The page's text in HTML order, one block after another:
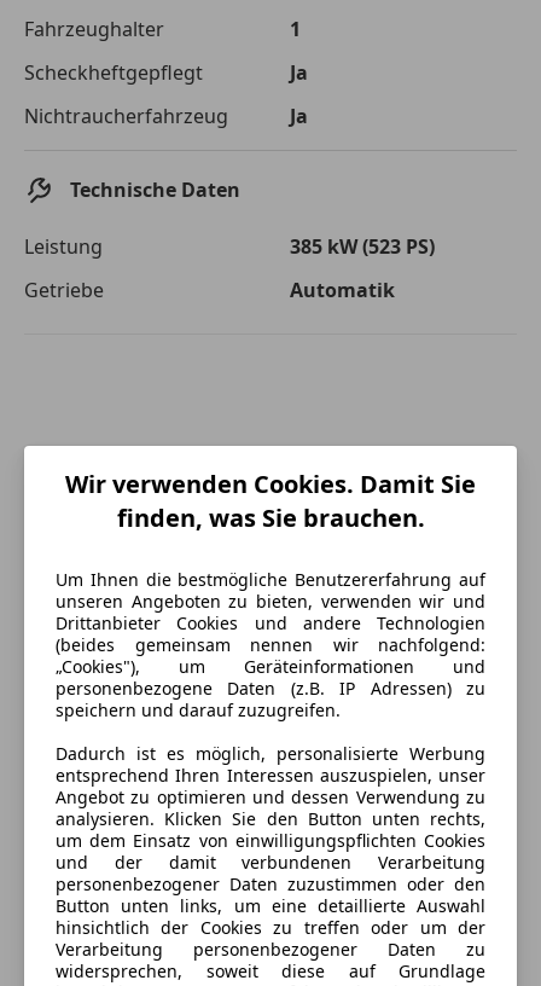
Fahrzeughalter
1
Scheckheftgepflegt
Ja
Nichtraucherfahrzeug
Ja
Technische Daten
Leistung
385 kW (523 PS)
Getriebe
Automatik
Energieverbrauch
Anderer Energieträger
Strom
CO₂-Emissionen
0 g/km (komb.)
Elektrische Reichweite
500 km
Batteriebesitz
Inklusive
Ladezeit von 10% bis 80%
20 min
Wir verwenden Cookies. Damit Sie
finden, was Sie brauchen.
Um Ihnen die bestmögliche Benutzererfahrung auf
unseren Angeboten zu bieten, verwenden wir und
Drittanbieter Cookies und andere Technologien
(beides gemeinsam nennen wir nachfolgend:
„Cookies"), um Geräteinformationen und
personenbezogene Daten (z.B. IP Adressen) zu
speichern und darauf zuzugreifen.
Dadurch ist es möglich, personalisierte Werbung
entsprechend Ihren Interessen auszuspielen, unser
Angebot zu optimieren und dessen Verwendung zu
analysieren. Klicken Sie den Button unten rechts,
um dem Einsatz von einwilligungspflichten Cookies
und der damit verbundenen Verarbeitung
personenbezogener Daten zuzustimmen oder den
Button unten links, um eine detaillierte Auswahl
hinsichtlich der Cookies zu treffen oder um der
Verarbeitung personenbezogener Daten zu
widersprechen, soweit diese auf Grundlage